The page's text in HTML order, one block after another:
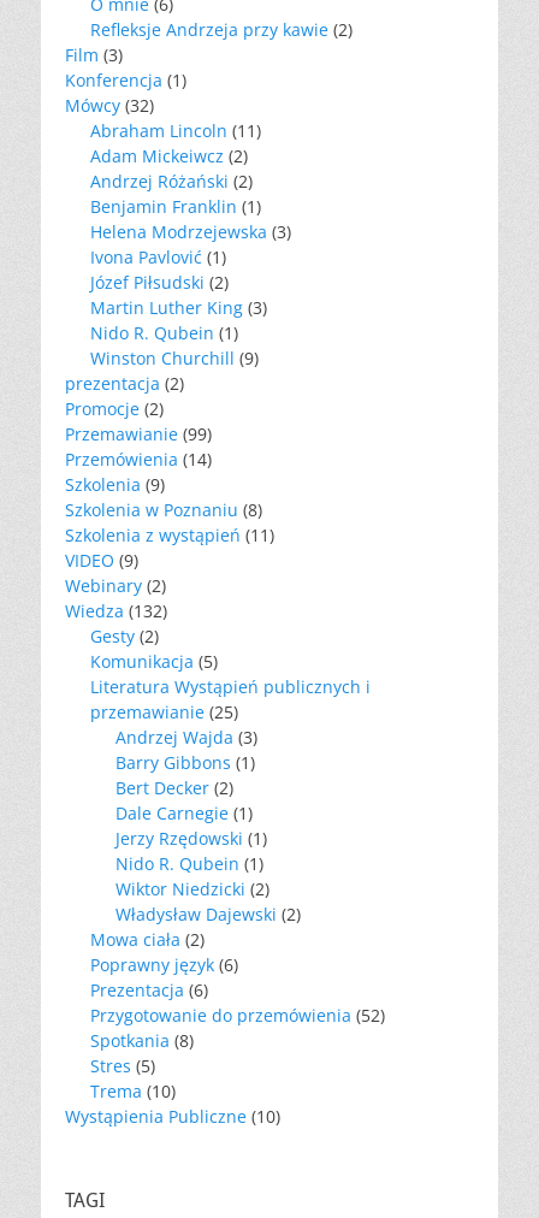
Refleksje Andrzeja przy kawie (2)
Film (3)
Konferencja (1)
Mówcy (32)
Abraham Lincoln (11)
Adam Mickeiwcz (2)
Andrzej Różański (2)
Benjamin Franklin (1)
Helena Modrzejewska (3)
Ivona Pavlović (1)
Józef Piłsudski (2)
Martin Luther King (3)
Nido R. Qubein (1)
Winston Churchill (9)
prezentacja (2)
Promocje (2)
Przemawianie (99)
Przemówienia (14)
Szkolenia (9)
Szkolenia w Poznaniu (8)
Szkolenia z wystąpień (11)
VIDEO (9)
Webinary (2)
Wiedza (132)
Gesty (2)
Komunikacja (5)
Literatura Wystąpień publicznych i
przemawianie (25)
Andrzej Wajda (3)
Barry Gibbons (1)
Bert Decker (2)
Dale Carnegie (1)
Jerzy Rzędowski (1)
Nido R. Qubein (1)
Wiktor Niedzicki (2)
Władysław Dajewski (2)
Mowa ciała (2)
Poprawny język (6)
Prezentacja (6)
Przygotowanie do przemówienia (52)
Spotkania (8)
Stres (5)
Trema (10)
Wystąpienia Publiczne (10)
TAGI